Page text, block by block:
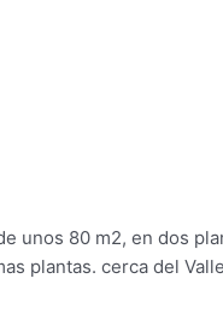
unos 80 m2, en dos
plantas. cerca del